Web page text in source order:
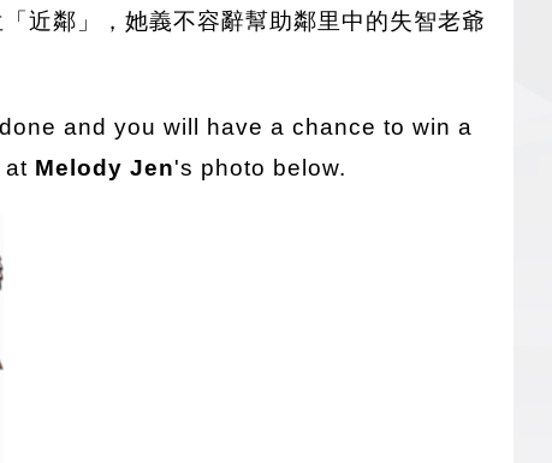
近鄰」，她義不容辭幫助鄰里中的失智老爺
and you will have a chance to win a
at Melody Jen's photo below.